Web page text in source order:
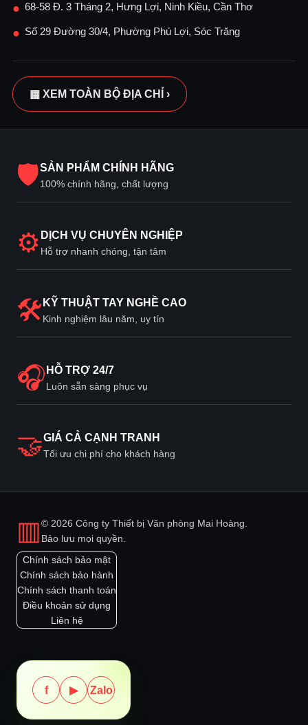
● 68-58 Đ. 3 Tháng 2, Hưng Lợi, Ninh Kiều, Cần Thơ
● Số 29 Đường 30/4, Phường Phú Lợi, Sóc Trăng
▦ XEM TOÀN BỘ ĐỊA CHỈ ›
🛡SẢN PHẨM CHÍNH HÃNG
100% chính hãng, chất lượng
⚙ DỊCH VỤ CHUYÊN NGHIỆP
Hỗ trợ nhanh chóng, tận tâm
🛠 KỸ THUẬT TAY NGHỀ CAO
Kinh nghiệm lâu năm, uy tín
🎧 HỖ TRỢ 24/7
Luôn sẵn sàng phục vụ
🤝GIÁ CẢ CẠNH TRANH
Tối ưu chi phí cho khách hàng
▥© 2026 Công ty Thiết bị Văn phòng Mai Hoàng.
Bảo lưu mọi quyền.
Chính sách bảo mật
Chính sách bảo hành
Chính sách thanh toán
Điều khoản sử dụng
Liên hệ
f ▶ Zalo